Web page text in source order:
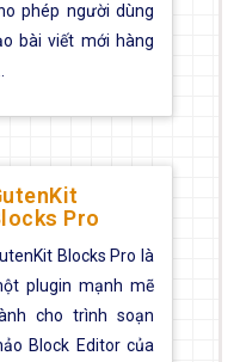
phép người dùng
bài viết mới hàng
Pro
Blocks Pro là
plugin mạnh mẽ
cho trình soạn
Block Editor của